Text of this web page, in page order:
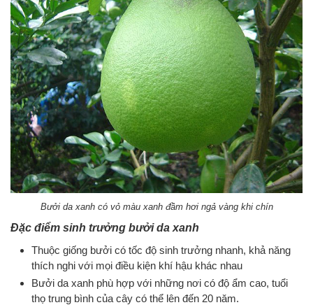
Bưởi da xanh có vỏ màu xanh đầm hơi ngả vàng khi chín
Đặc điểm sinh trưởng bưởi da xanh
Thuộc giống bưởi có tốc độ sinh trưởng nhanh, khả năng
thích nghi với mọi điều kiện khí hậu khác nhau
Bưởi da xanh phù hợp với những nơi có độ ẩm cao, tuổi
thọ trung bình của cây có thể lên đến 20 năm.